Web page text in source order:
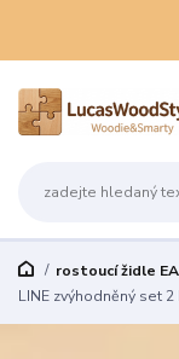
rostoucí židle
LINE zvýhodněný set